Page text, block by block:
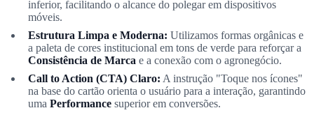
inferior, facilitando o alcance do polegar em dispositivos
móveis.
Estrutura Limpa e Moderna: Utilizamos formas orgânicas e
a paleta de cores institucional em tons de verde para reforçar a
Consistência de Marca e a conexão com o agronegócio.
Call to Action (CTA) Claro: A instrução "Toque nos ícones"
na base do cartão orienta o usuário para a interação, garantindo
uma Performance superior em conversões.